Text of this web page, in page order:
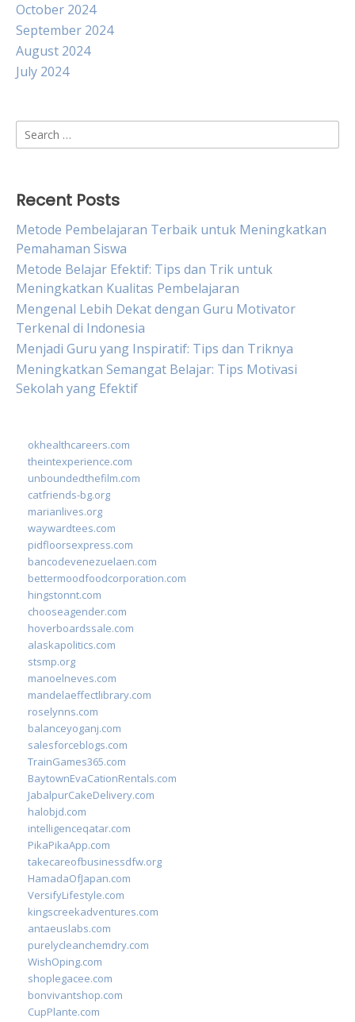
October 2024
September 2024
August 2024
July 2024
Search
for:
Recent Posts
Metode Pembelajaran Terbaik untuk Meningkatkan
Pemahaman Siswa
Metode Belajar Efektif: Tips dan Trik untuk
Meningkatkan Kualitas Pembelajaran
Mengenal Lebih Dekat dengan Guru Motivator
Terkenal di Indonesia
Menjadi Guru yang Inspiratif: Tips dan Triknya
Meningkatkan Semangat Belajar: Tips Motivasi
Sekolah yang Efektif
okhealthcareers.com
theintexperience.com
unboundedthefilm.com
catfriends-bg.org
marianlives.org
waywardtees.com
pidfloorsexpress.com
bancodevenezuelaen.com
bettermoodfoodcorporation.com
hingstonnt.com
chooseagender.com
hoverboardssale.com
alaskapolitics.com
stsmp.org
manoelneves.com
mandelaeffectlibrary.com
roselynns.com
balanceyoganj.com
salesforceblogs.com
TrainGames365.com
BaytownEvaCationRentals.com
JabalpurCakeDelivery.com
halobjd.com
intelligenceqatar.com
PikaPikaApp.com
takecareofbusinessdfw.org
HamadaOfJapan.com
VersifyLifestyle.com
kingscreekadventures.com
antaeuslabs.com
purelycleanchemdry.com
WishOping.com
shoplegacee.com
bonvivantshop.com
CupPlante.com